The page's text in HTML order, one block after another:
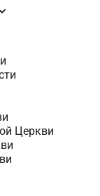
Церкви